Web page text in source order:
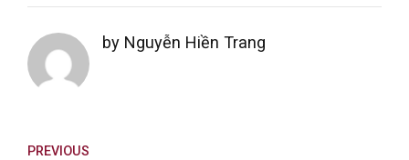
by Nguyễn Hiền Trang
PREVIOUS